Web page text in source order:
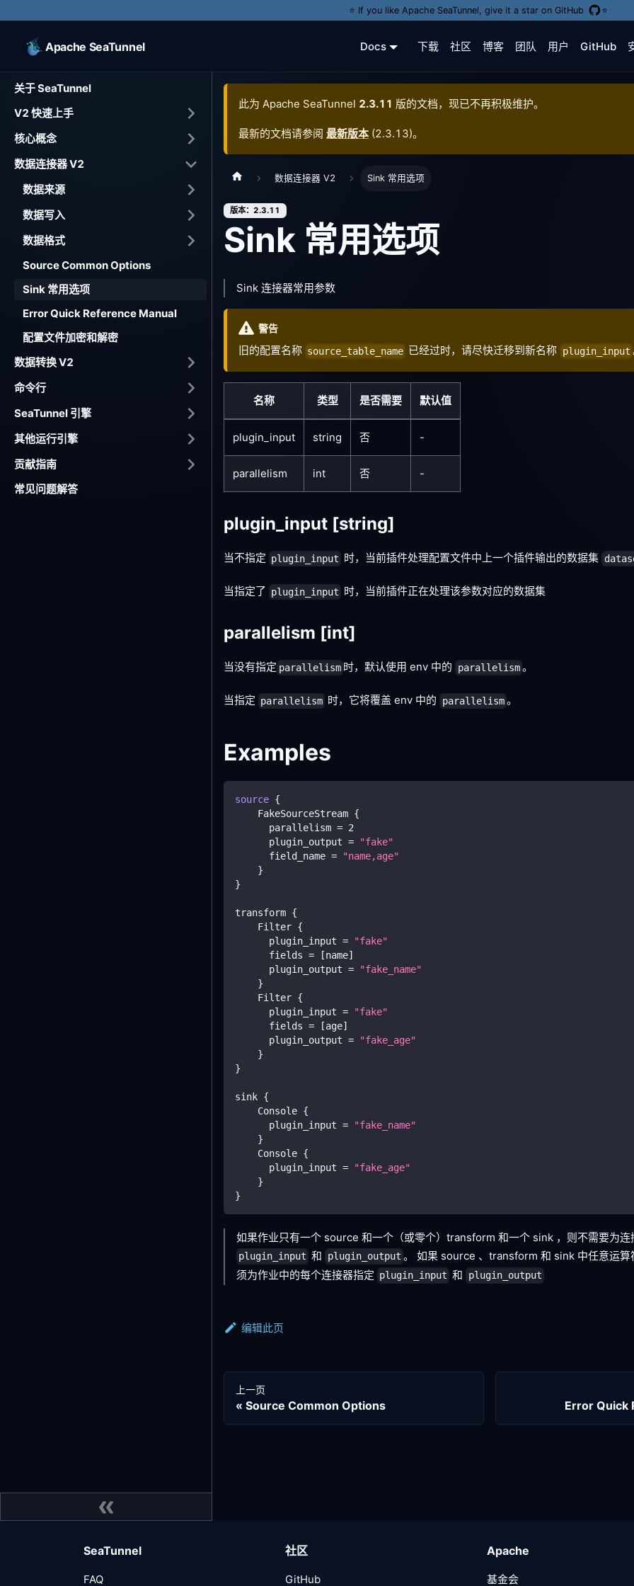
⭐️ If you like Apache SeaTunnel, give it a star on GitHub ⭐️
Apache SeaTunnel Docs 下载 社区 博客 团队 用户 GitHub
关于 SeaTunnel
V2 快速上手
核心概念
数据连接器 V2
数据来源
数据写入
数据格式
Source Common Options
Sink 常用选项
Error Quick Reference Manual
配置文件加密和解密
数据转换 V2
命令行
SeaTunnel 引擎
其他运行引擎
贡献指南
常见问题解答
此为 Apache SeaTunnel 2.3.11 版的文档，现已不再积极维护。
最新的文档请参阅 最新版本 (2.3.13)。
数据连接器 V2 Sink 常用选项
版本：2.3.11
Sink 常用选项
Sink 连接器常用参数
警告
旧的配置名称 source_table_name 已经过时，请尽快迁移到新名称 plugin_input
名称 类型 是否需要 默认值
plugin_input string 否 -
parallelism int 否 -
plugin_input [string]
当不指定 plugin_input 时，当前插件处理配置文件中上一个插件输出的数据集
当指定了 plugin_input 时，当前插件正在处理该参数对应的数据集
parallelism [int]
当没有指定 parallelism 时，默认使用 env 中的 parallelism 。
当指定 parallelism 时，它将覆盖 env 中的 parallelism 。
Examples
source {
    FakeSourceStream
{
      parallelism
= 2
      plugin_output
=
"fake"
      field_name
=
"name,age"
}
}
transform {
    Filter
{
      plugin_input
=
"fake"
      fields
= [name]
      plugin_output
=
"fake_name"
}
    Filter
{
      plugin_input
=
"fake"
      fields
= [age]
      plugin_output
=
"fake_age"
}
}
sink {
    Console
{
      plugin_input
=
"fake_name"
}
    Console
{
      plugin_input
=
"fake_age"
}
}
如果作业只有一个 source 和一个（或零个）transform 和一个 sink ，则不需要为连
plugin_input 和 plugin_output 。 如果 source 、transform 和 sink 中任意运算
须为作业中的每个连接器指定 plugin_input 和 plugin_output
编辑此页
上一页
Source Common Options Error Quick
SeaTunnel
FAQ
社区
GitHub
Apache
基金会